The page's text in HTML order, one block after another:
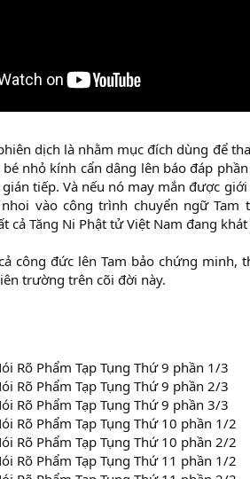
dịch là nhằm mục đích dùng để
nhỏ kính cẩn dâng lên báo đáp
tiếp. Và nếu nó may mắn được
vào công trình chuyển ngữ Tam
cả Tăng Ni Phật tử Việt Nam đang
công đức lên Tam bảo chứng minh,
trường trên cõi đời này.
Rõ Phẩm Tạp Tụng Thứ 9 phần 1/3
Rõ Phẩm Tạp Tụng Thứ 9 phần 2/3
Rõ Phẩm Tạp Tụng Thứ 9 phần 3/3
Rõ Phẩm Tạp Tụng Thứ 10 phần 1/2
Rõ Phẩm Tạp Tụng Thứ 10 phần 2/2
Rõ Phẩm Tạp Tụng Thứ 11 phần 1/2